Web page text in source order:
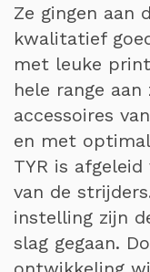
Ze gingen aan
kwalitatief
met leuke
hele range
accessoires
en met
TYR is
van de
instelling zijn
slag gegaan.